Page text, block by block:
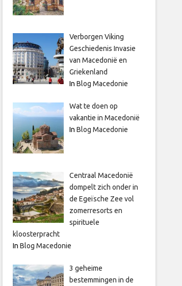
Verborgen Viking
Geschiedenis Invasie
van Macedonië en
Griekenland
In Blog Macedonie
Wat te doen op
vakantie in Macedonië
In Blog Macedonie
Centraal Macedonië
dompelt zich onder in
de Egeïsche Zee vol
zomerresorts en
spirituele
kloosterpracht
In Blog Macedonie
3 geheime
bestemmingen in de